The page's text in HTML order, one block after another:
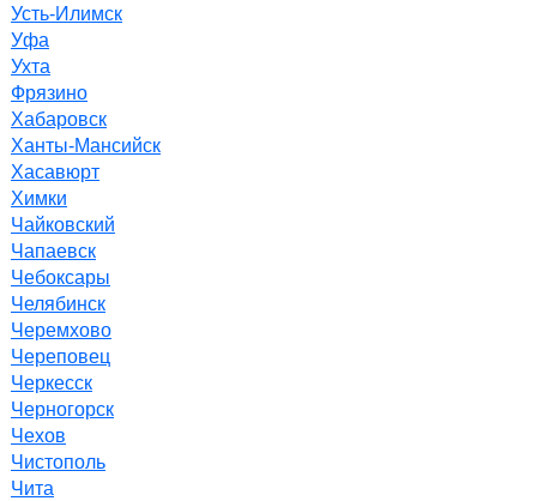
Усть-Илимск
Уфа
Ухта
Фрязино
Хабаровск
Ханты-Мансийск
Хасавюрт
Химки
Чайковский
Чапаевск
Чебоксары
Челябинск
Черемхово
Череповец
Черкесск
Черногорск
Чехов
Чистополь
Чита